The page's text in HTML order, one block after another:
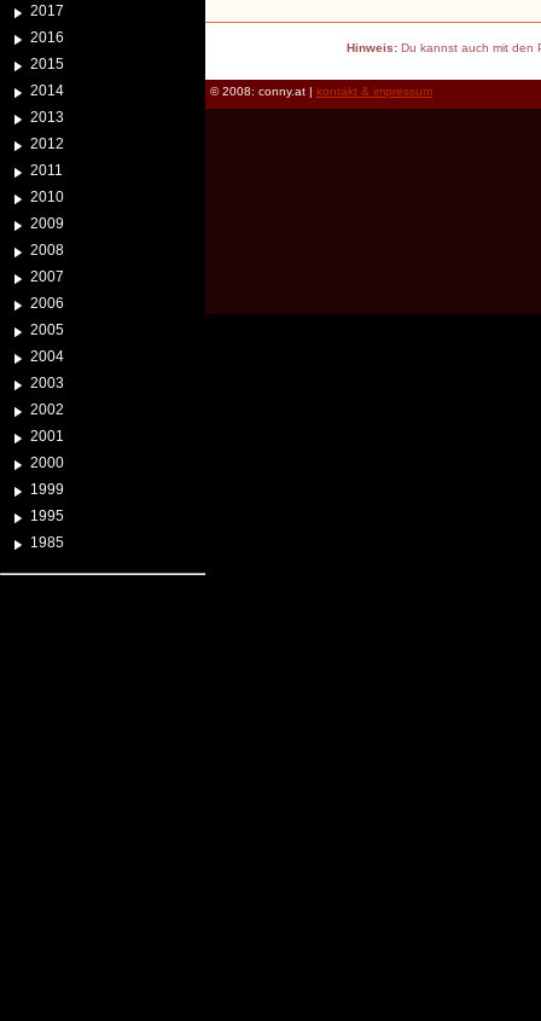
2017
2016
2015
2014
2013
2012
2011
2010
2009
2008
2007
2006
2005
2004
2003
2002
2001
2000
1999
1995
1985
Hinweis:Du kannst auch mit den
© 2008: conny.at | kontakt & impressum